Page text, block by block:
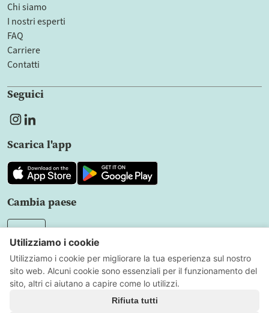
Chi siamo
I nostri esperti
FAQ
Carriere
Contatti
Seguici
Scarica l'app
Cambia paese
Informativa sulla privacy Condizioni d'uso